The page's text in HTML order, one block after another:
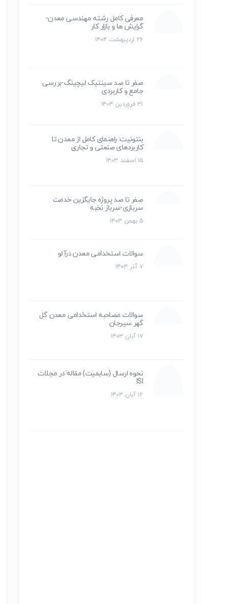
معرفی کامل رشته مهندسی معدن-
گرایش ها و بازار کار
۲۶ اردیبهشت ۱۴۰۴
صفر تا صد سینتیک لیچینگ-بررسی
جامع و کاربردی
۳۱ فروردین ۱۴۰۴
بنتونیت: راهنمای کامل از معدن تا
کاربردهای صنعتی و تجاری
۱۵ اسفند ۱۴۰۳
صفر تا صد پروژه جایگزین خدمت
سربازی-سرباز نخبه
۵ بهمن ۱۴۰۳
سوالات استخدامی معدن درآلو
۷ آذر ۱۴۰۳
سوالات مصاحبه استخدامی معدن گل
گهر سیرجان
۱۷ آبان ۱۴۰۳
نحوه ارسال (سابمیت) مقاله در مجلات
ISI
۱۲ آبان ۱۴۰۳